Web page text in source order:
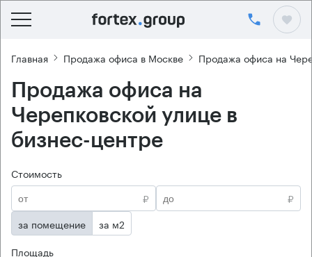
Главная Продажа офиса в Москве Продажа офиса на
Продажа офиса на
Черепковской улице в
бизнес-центре
Стоимость
₽
₽
за помещение
за м2
Площадь